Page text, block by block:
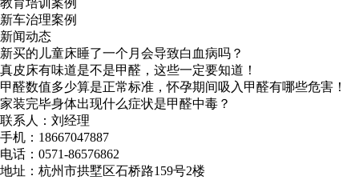
教育培训案例
新车治理案例
新闻动态
新买的儿童床睡了一个月会导致白血病吗？
真皮床有味道是不是甲醛，这些一定要知道！
甲醛数值多少算是正常标准，怀孕期间吸入甲醛有哪些危害！
家装完毕身体出现什么症状是甲醛中毒？
联系人：刘经理
手机：18667047887
电话：0571-86576862
地址：杭州市拱墅区石桥路159号2楼